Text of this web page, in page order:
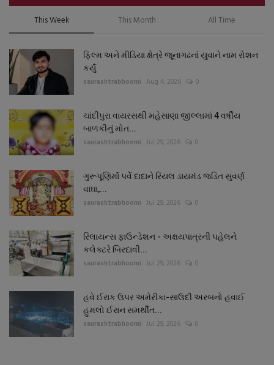
This Week This Month All Time
ફિલ્મ અને મીડિયા ક્ષેત્રે જૂનાગઢનાં યુવાને નામ રોશન
કર્યું
saurashtrabhoomi Aug 4, 2026 0
ચાંદીપુરા વાયરસથી મહેસાણા જીલ્લામાં 4 વર્ષીય
બાળકીનું મોત...
saurashtrabhoomi Jul 29, 2026 0
ગુરૂપૂણિર્માં પર્વે દાદાને રિયલ ડાયમંડ જડિત સુવર્ણ
વાઘા,...
saurashtrabhoomi Jul 29, 2026 0
રિલાયન્સ ફાઉન્ડેશન - અક્ષયપાત્રની પહેલને
કલેક્ટરે બિરદાવી...
saurashtrabhoomi Jul 29, 2026 0
હવે ઈરાક ઉપર અમેરીકા-સાઉદી અરબનો હવાઈ
હુમલો ઈરાન સમર્થીત...
saurashtrabhoomi Jul 29, 2026 0